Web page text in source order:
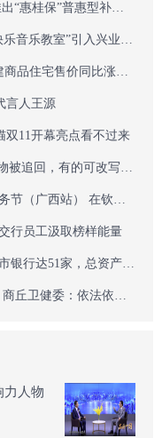
言人王源
双11开幕亮点看不过来
行员工汲取榜样能量
力人物